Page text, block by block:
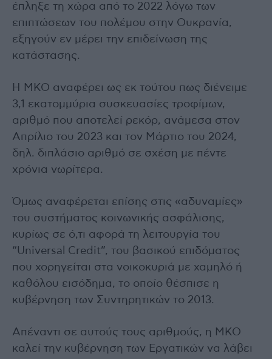
έπληξε τη χώρα από το 2022 λόγω των
επιπτώσεων του πολέμου στην Ουκρανία,
εξηγούν εν μέρει την επιδείνωση της
κατάστασης.
Η ΜΚΟ αναφέρει ως εκ τούτου πως διένειμε
3,1 εκατομμύρια συσκευασίες τροφίμων,
αριθμό που αποτελεί ρεκόρ, ανάμεσα στον
Απρίλιο του 2023 και τον Μάρτιο του 2024,
δηλ. διπλάσιο αριθμό σε σχέση με πέντε
χρόνια νωρίτερα.
Όμως αναφέρεται επίσης στις «αδυναμίες»
του συστήματος κοινωνικής ασφάλισης,
κυρίως σε ό,τι αφορά τη λειτουργία του
“Universal Credit”, του βασικού επιδόματος
που χορηγείται στα νοικοκυριά με χαμηλό ή
καθόλου εισόδημα, το οποίο θέσπισε η
κυβέρνηση των Συντηρητικών το 2013.
Απέναντι σε αυτούς τους αριθμούς, η ΜΚΟ
καλεί την κυβέρνηση των Εργατικών να λάβει